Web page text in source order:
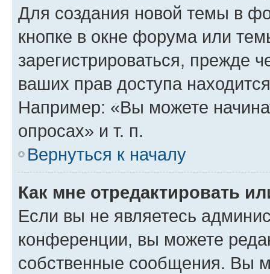
Для создания новой темы в
кнопке в окне форума или
зарегистрироваться, прежде
ваших прав доступа
Например: «Вы можете
опросах» и т. п.
Вернуться к началу
Как мне отредактировать
Если вы не являетесь
конференции, вы можете
собственные сообщения. Вы